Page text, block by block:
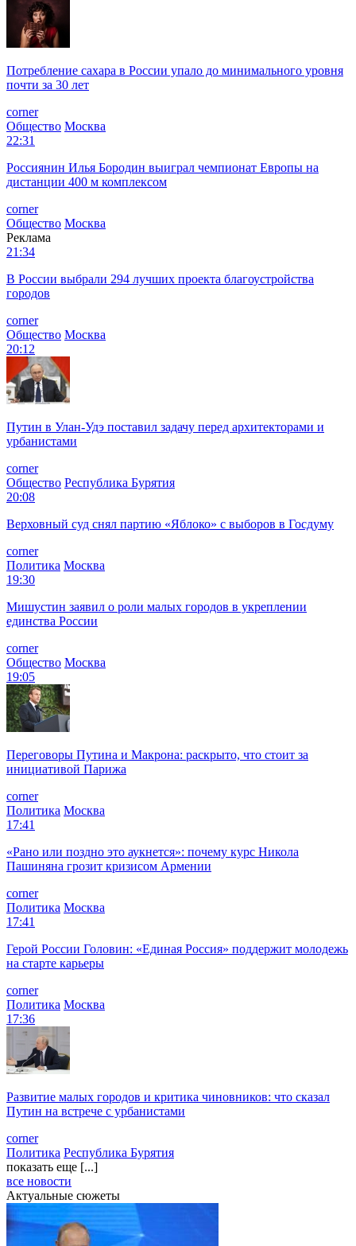
Потребление сахара в России упало до минимального уровня
почти за 30 лет
corner
Общество Москва
22:31
Россиянин Илья Бородин выиграл чемпионат Европы на
дистанции 400 м комплексом
corner
Общество Москва
Реклама
21:34
В России выбрали 294 лучших проекта благоустройства
городов
corner
Общество Москва
20:12
Путин в Улан-Удэ поставил задачу перед архитекторами и
урбанистами
corner
Общество Республика Бурятия
20:08
Верховный суд снял партию «Яблоко» с выборов в Госдуму
corner
Политика Москва
19:30
Мишустин заявил о роли малых городов в укреплении
единства России
corner
Общество Москва
19:05
Переговоры Путина и Макрона: раскрыто, что стоит за
инициативой Парижа
corner
Политика Москва
17:41
«Рано или поздно это аукнется»: почему курс Никола
Пашиняна грозит кризисом Армении
corner
Политика Москва
17:41
Герой России Головин: «Единая Россия» поддержит молодежь
на старте карьеры
corner
Политика Москва
17:36
Развитие малых городов и критика чиновников: что сказал
Путин на встрече с урбанистами
corner
Политика Республика Бурятия
показать еще [...]
все новости
Актуальные сюжеты